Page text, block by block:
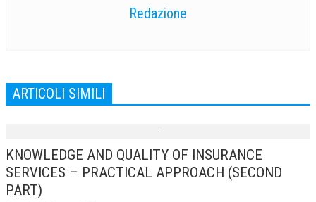
Redazione
ARTICOLI SIMILI
KNOWLEDGE AND QUALITY OF INSURANCE
SERVICES – PRACTICAL APPROACH (SECOND
PART)